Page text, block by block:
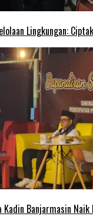
Lingkungan:
Banjarmasin Naik